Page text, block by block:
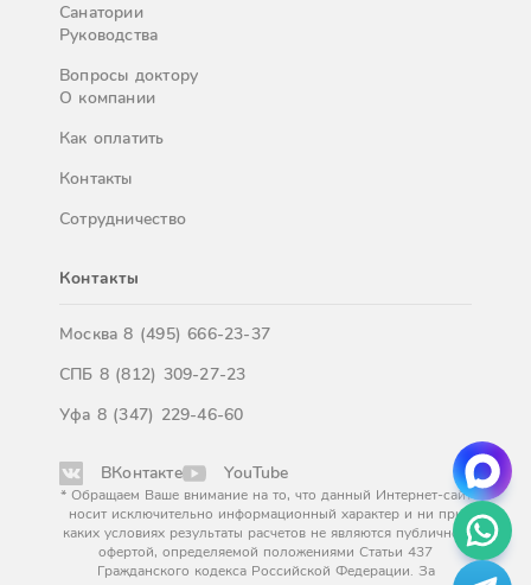
Санатории
Руководства
Вопросы доктору
О компании
Как оплатить
Контакты
Сотрудничество
Контакты
Москва8 (495) 666-23-37
СПБ 8 (812) 309-27-23
Уфа 8 (347) 229-46-60
ВКонтакте YouTube
* Обращаем Ваше внимание на то, что данный Интернет-сайт
носит исключительно информационный характер и ни при
каких условиях результаты расчетов не являются публичной
офертой, определяемой положениями Статьи 437
Гражданского кодекса Российской Федерации. За